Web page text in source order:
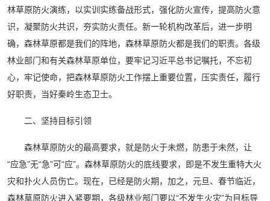
林草原防火演练，以实训实练备战形式，强化防火宣传，提高防火意
识，凝聚防火共识，夯实防火责任。新一轮机构改革后，进一步明
确，森林草原都是我们的阵地，森林草原防火都是我们的职责。各级
林业部门和有关森林草原单位，要牢记习近平总书记嘱托，不忘初
心，牢记使命，把森林草原防火工作摆上重要位置，压实责任，履行
好职责，当好秦岭生态卫士。
二、坚持目标引领
森林草原防火的最高要求，就是防火于未燃，防患于未然，让
“应急”无“急”可“应”。森林草原防火的底线要求，即是不发生重特大火
灾和扑火人员伤亡。现在，已经是防火期，加之，元旦、春节临近，
森林草原防火进入紧要期，各级林业部门要以“不发生火灾”为目标导